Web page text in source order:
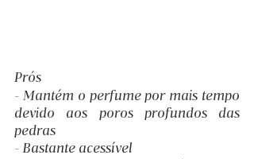
Prós
- Mantém o perfume por mais tempo
devido aos poros profundos das
pedras
- Bastante acessível